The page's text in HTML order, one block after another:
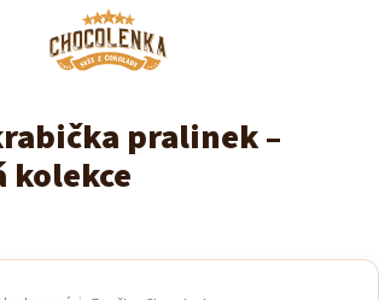
pralinek –
kolekce